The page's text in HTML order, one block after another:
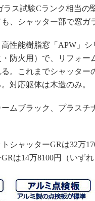
ラス試験Cランク相当の
、シャッター部で窓ガ
性能樹脂窓「APW」シ
防火用）で、リフォ
。これまでシャッタ
対応躯体は木造のみ。
ムブラック、プラスチ
シャッターGRは32万
は14万8100円（いずれ